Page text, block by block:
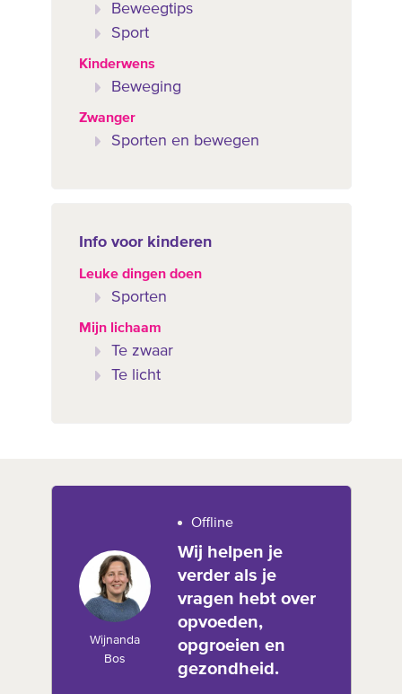
Beweegtips
Sport
Kinderwens
Beweging
Zwanger
Sporten en bewegen
Info voor kinderen
Leuke dingen doen
Sporten
Mijn lichaam
Te zwaar
Te licht
Wijnanda
Bos
Offline
Wij helpen je
verder als je
vragen hebt over
opvoeden,
opgroeien en
gezondheid.